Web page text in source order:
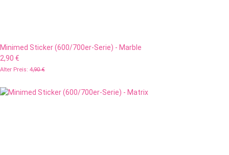
Minimed Sticker (600/700er-Serie) - Marble
2,90 €
Alter Preis: 4,90 €